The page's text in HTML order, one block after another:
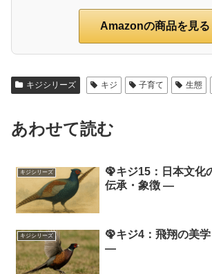
Amazonの商品を見る
キジシリーズ キジ 子育て 生態
あわせて読む
キジシリーズ
🦚キジ15：日本文化
伝承・象徴 ―
キジシリーズ
🦚キジ4：飛翔の美
―